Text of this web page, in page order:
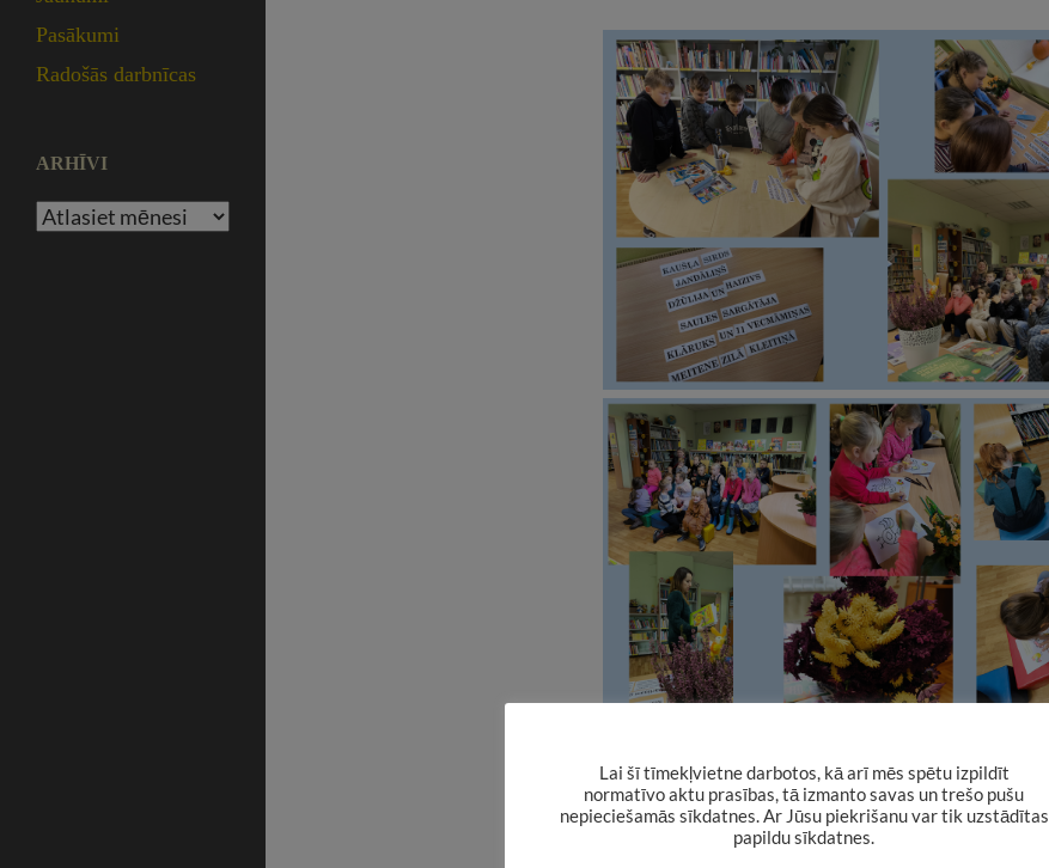
Pasākumi
Radošās darbnīcas
ARHĪVI
Arhīvi
Lai šī tīmekļvietne darbotos, kā arī mēs spētu izpildīt
normatīvo aktu prasības, tā izmanto savas un trešo pušu
nepieciešamās sīkdatnes. Ar Jūsu piekrišanu var tik uzstādītas
papildu sīkdatnes.